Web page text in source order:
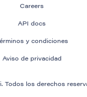
Todos los derechos
Careers
API docs
y condiciones
Aviso de privacidad